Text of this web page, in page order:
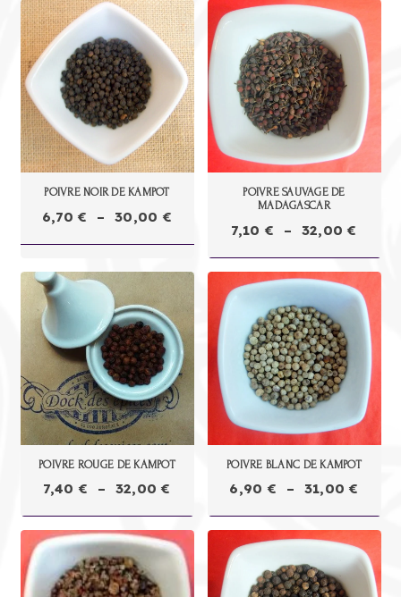
prix :
6,22 €
à
POIVRE NOIR DE KAMPOT
6,70€ – 30,00 €
de
prix :
6,70 €
à
30,00 €
POIVRE SAUVAGE DE
MADAGASCAR
7,10 € – 32,00€
de
7,10 €
POIVRE ROUGE DE KAMPOT
7,40 € – 32,00€
de
prix :
7,40 €
POIVRE BLANC DE KAMPOT
6,90 € – 31,00€
de
6,90